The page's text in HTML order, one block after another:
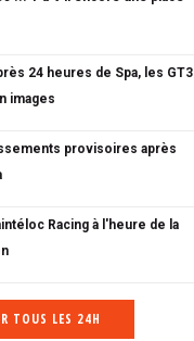
24 heures de Spa, les GT3
images
provisoires après
Racing à l'heure de la
TOUS LES 24H